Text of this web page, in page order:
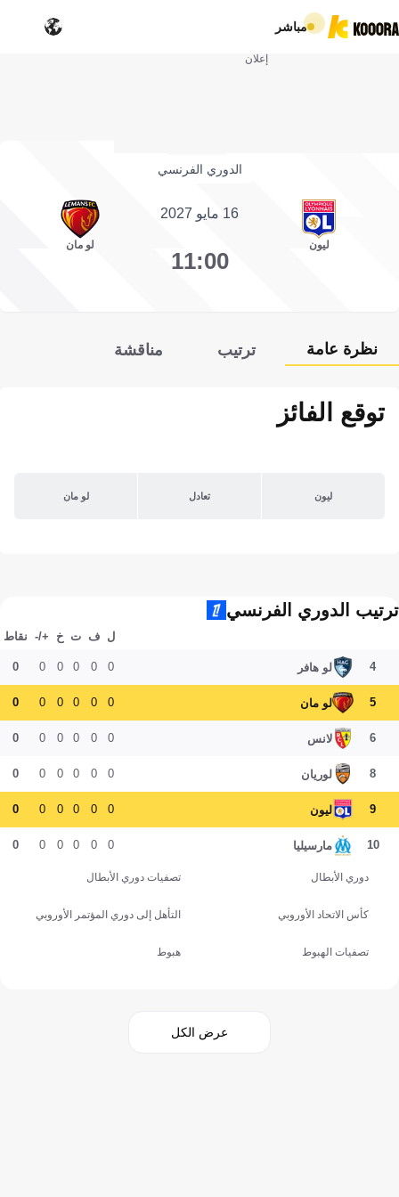
مباشر
إعلان
الدوري الفرنسي
ليون
16 مايو 2027
11:00
لو مان
نظرة عامة ترتيب مناقشة
توقع الفائز
ليون تعادل لو مان
ترتيب الدوري الفرنسي
ل ف ت خ +/- نقاط
4 لو هافر 0
0
0
0
0
0
5 لو مان 0
0
0
0
0
0
6 لانس 0
0
0
0
0
0
8 لوريان 0
0
0
0
0
0
9 ليون 0
0
0
0
0
0
10 مارسيليا 0
0
0
0
0
0
دوري الأبطال تصفيات دوري الأبطال
كأس الاتحاد الأوروبي التأهل إلى دوري المؤتمر الأوروبي
تصفيات الهبوط هبوط
عرض الكل